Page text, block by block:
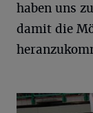
haben uns
damit die